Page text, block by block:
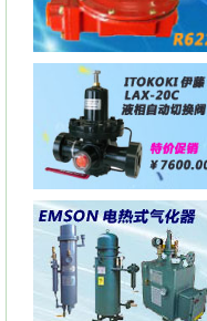
KIMRAY 30指挥器 KIMRAY30
减压阀
FLUXI2000/TZ涡轮流量计